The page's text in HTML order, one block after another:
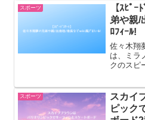
公認す
球...
スポーツ
【ｽﾋﾟ
弟や親/
ﾛﾌｨｰﾙ!
佐々木翔
は、ミラ
クのスピ
で活躍し
で日本新
スポーツ
スカイ
ピック